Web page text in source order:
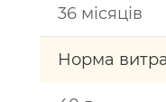
36 місяців
Норма